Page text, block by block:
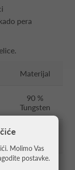
pera
Materijal
90 %
Tungsten
Molimo Vas
postavke.